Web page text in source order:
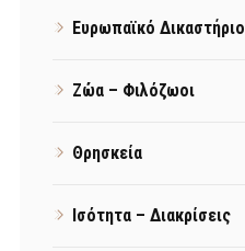
Ευρωπαϊκό Δικαστήριο
Ζώα – Φιλόζωοι
Θρησκεία
Ισότητα – Διακρίσεις